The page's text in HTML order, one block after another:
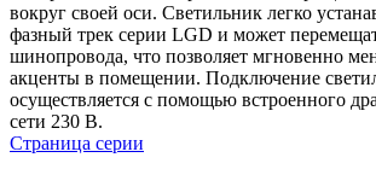
вокруг своей оси. Светильник легко
фазный трек серии LGD и может
шинопровода, что позволяет мгновенно
акценты в помещении. Подключение
осуществляется с помощью встроенного
сети 230 В.
Страница серии